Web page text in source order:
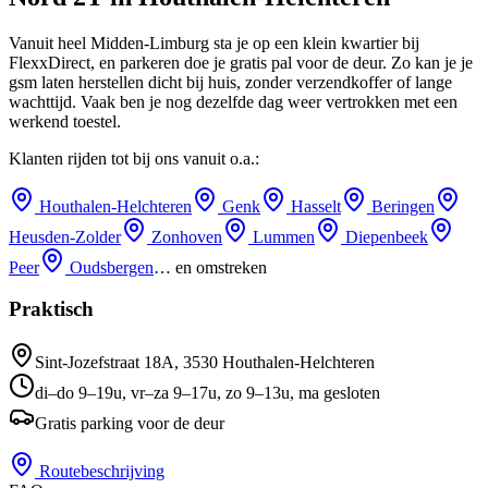
Vanuit heel Midden-Limburg sta je op een klein kwartier bij
FlexxDirect, en parkeren doe je gratis pal voor de deur. Zo kan je je
gsm laten herstellen dicht bij huis, zonder verzendkoffer of lange
wachttijd. Vaak ben je nog dezelfde dag weer vertrokken met een
werkend toestel.
Klanten rijden tot bij ons vanuit o.a.:
Houthalen-Helchteren Genk Hasselt
Beringen
Heusden-Zolder
Zonhoven Lummen
Diepenbeek
Peer
Oudsbergen… en omstreken
Praktisch
Sint-Jozefstraat 18A, 3530 Houthalen-Helchteren
di–do 9–19u, vr–za 9–17u, zo 9–13u, ma gesloten
Gratis parking voor de deur
Routebeschrijving